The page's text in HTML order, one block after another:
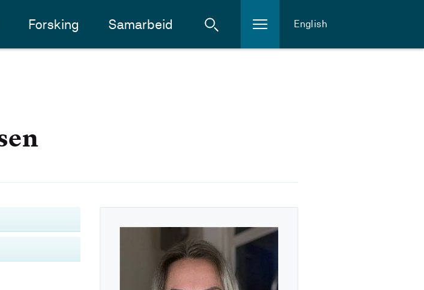
Forsking Samarbeid English